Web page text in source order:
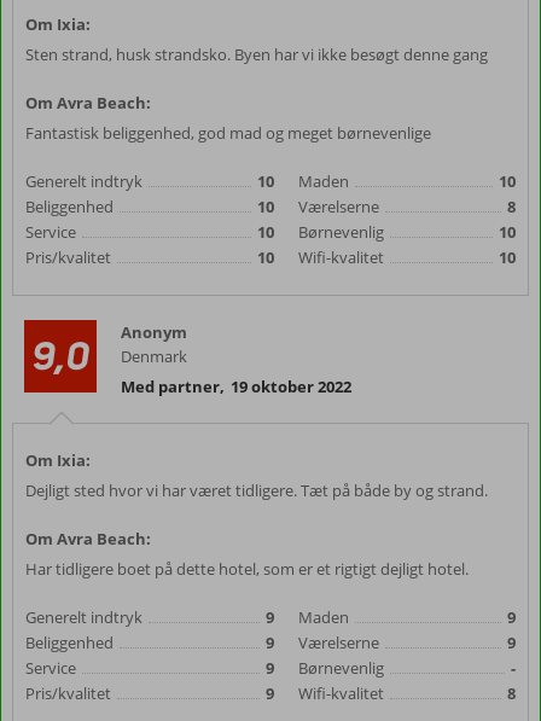
Om Ixia:
Sten strand, husk strandsko. Byen har vi ikke besøgt denne gang
Om Avra Beach:
Fantastisk beliggenhed, god mad og meget børnevenlige
Generelt indtryk
10
Beliggenhed
10
Service
10
Pris/kvalitet
10
Maden
10
Værelserne
8
Børnevenlig
10
Wifi-kvalitet
10
9,0
Anonym
Denmark
Med partner, 19 oktober 2022
Om Ixia:
Dejligt sted hvor vi har været tidligere. Tæt på både by og strand.
Om Avra Beach:
Har tidligere boet på dette hotel, som er et rigtigt dejligt hotel.
Generelt indtryk
9
Beliggenhed
9
Service
9
Pris/kvalitet
9
Maden
9
Værelserne
9
Børnevenlig
-
Wifi-kvalitet
8